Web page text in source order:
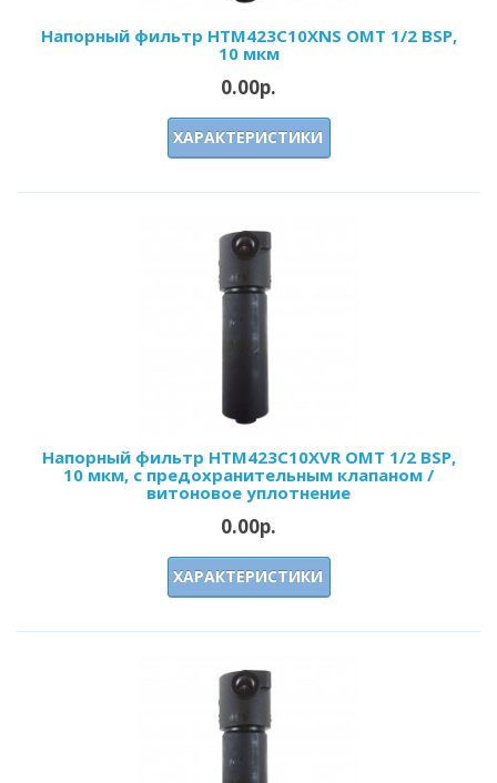
Напорный фильтр HTM423C10XNS OMT 1/2 BSP,
10 мкм
0.00р.
ХАРАКТЕРИСТИКИ
Напорный фильтр HTM423C10XVR OMT 1/2 BSP,
10 мкм, с предохранительным клапаном /
витоновое уплотнение
0.00р.
ХАРАКТЕРИСТИКИ